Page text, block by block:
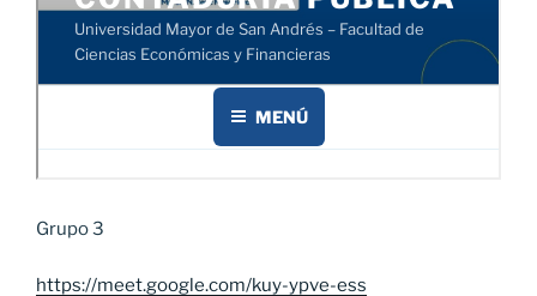
Grupo 3
https://meet.google.com/kuy-ypve-ess